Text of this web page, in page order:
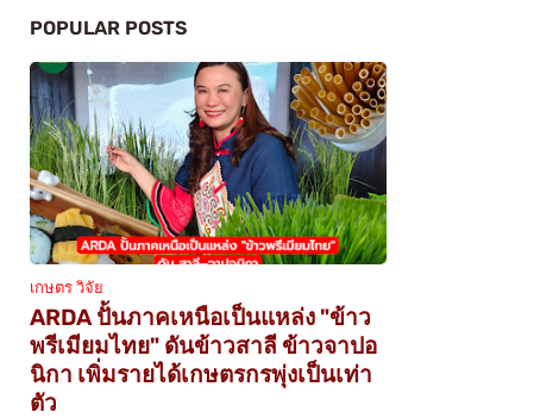
POPULAR POSTS
เกษตร วิจัย
ARDA ปั้นภาคเหนือเป็นแหล่ง "ข้าว
พรีเมียมไทย" ดันข้าวสาลี ข้าวจาปอ
นิกา เพิ่มรายได้เกษตรกรพุ่งเป็นเท่า
ตัว